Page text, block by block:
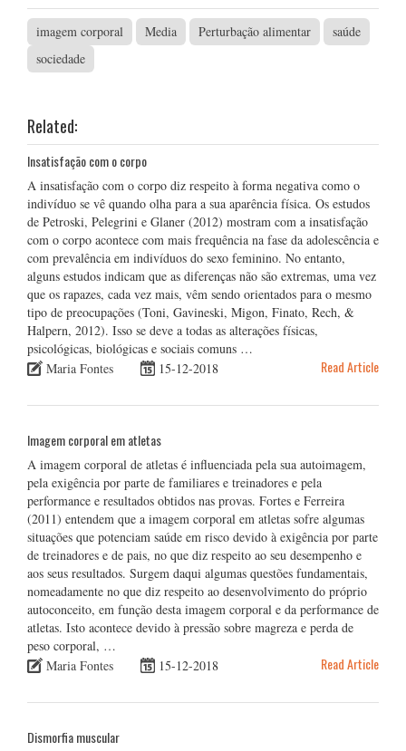
imagem corporal Media Perturbação alimentar
saúde
sociedade
Related:
Insatisfação com o corpo
A insatisfação com o corpo diz respeito à forma negativa como o
indivíduo se vê quando olha para a sua aparência física. Os estudos
de Petroski, Pelegrini e Glaner (2012) mostram com a insatisfação
com o corpo acontece com mais frequência na fase da adolescência e
com prevalência em indivíduos do sexo feminino. No entanto,
alguns estudos indicam que as diferenças não são extremas, uma vez
que os rapazes, cada vez mais, vêm sendo orientados para o mesmo
tipo de preocupações (Toni, Gavineski, Migon, Finato, Rech, &
Halpern, 2012). Isso se deve a todas as alterações físicas,
psicológicas, biológicas e sociais comuns …
Maria Fontes
15-12-2018 Read Article
Imagem corporal em atletas
A imagem corporal de atletas é influenciada pela sua autoimagem,
pela exigência por parte de familiares e treinadores e pela
performance e resultados obtidos nas provas. Fortes e Ferreira
(2011) entendem que a imagem corporal em atletas sofre algumas
situações que potenciam saúde em risco devido à exigência por parte
de treinadores e de pais, no que diz respeito ao seu desempenho e
aos seus resultados. Surgem daqui algumas questões fundamentais,
nomeadamente no que diz respeito ao desenvolvimento do próprio
autoconceito, em função desta imagem corporal e da performance de
atletas. Isto acontece devido à pressão sobre magreza e perda de
peso corporal, …
Maria Fontes
15-12-2018 Read Article
Dismorfia muscular